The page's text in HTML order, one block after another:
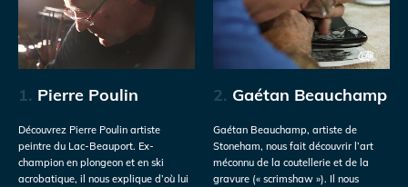
1. Pierre Poulin
Découvrez Pierre Poulin artiste
peintre du Lac-Beauport. Ex-
champion en plongeon et en ski
acrobatique, il nous explique d’où lui
2. Gaétan Beauchamp
Gaétan Beauchamp, artiste de
Stoneham, nous fait découvrir l’art
méconnu de la coutellerie et de la
gravure (« scrimshaw »). Il nous